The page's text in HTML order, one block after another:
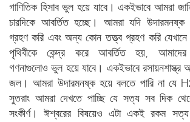
গাণিতিক হিসাব ভুল হয়ে যাবে। একইভাবে আমরা
চারদিকে আবর্তিত হচ্ছে। আমরা যদি উদারমনষ্ক
গ্রহণ করি এবং অন্য কোন তত্ত্ব গ্রহণ করি যেখানে
পৃথিবীকে কেন্দ্র করে আবর্তিত হয়, আমাদের
গণনাগুলোও ভুল হয়ে যাবে। একইভাবে
জল। আমরা উদারমনষ্ক হয়ে বলতে পারি না যে
সুতরাং আমরা দেখতে পাচ্ছি যে সত্য সব দিক
সংকীর্ণ। ঈশ্বরের বিষয়েও এটা একই রকম